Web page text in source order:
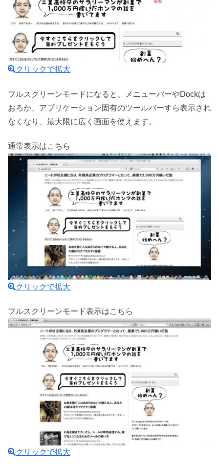
クリックで拡大
フルスクリーンモードになると、メニューバーやDockは
おろか、アプリケーション固有のツールバーすら表示され
なくなり、最大限に広く画面を使えます。
通常表示はこちら
クリックで拡大
フルスクリーンモード表示はこちら
クリックで拡大